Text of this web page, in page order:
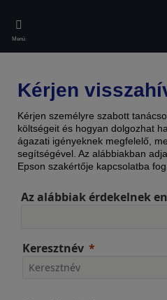
main
content
Menü
Kérjen
Kérjen személyre szabott
költségeit és hogyan dolgozhat
ágazati igényeknek megfelelő,
segítségével. Az alábbiakban
Epson szakértője kapcsolatba
Az alábbiak érdekelnek
Keresztnév